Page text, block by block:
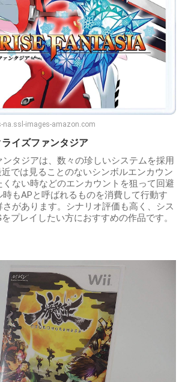
na.ssl-images-amazon.com
イズファンタジア
タジアは、数々の珍しいシステムを採用
近では見ることのないシンボルエンカウン
くない時などのエンカウントを狙って回避
もAPと呼ばれるものを消費して行動す
さがあります。シナリオ評価も高く、シス
プレイしたい方におすすめの作品です。